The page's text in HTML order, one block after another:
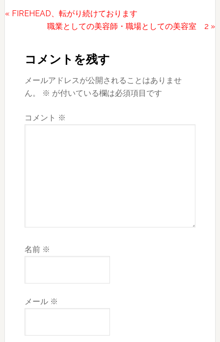
前
« FIREHEAD、転がり続けております
次
稿:
職業としての美容師・職場としての美容室 2 »
Interactions
コメントを残す
メールアドレスが公開されることはありませ
ん。
※ が付いている欄は必須項目です
コメント ※
名前 ※
メール ※